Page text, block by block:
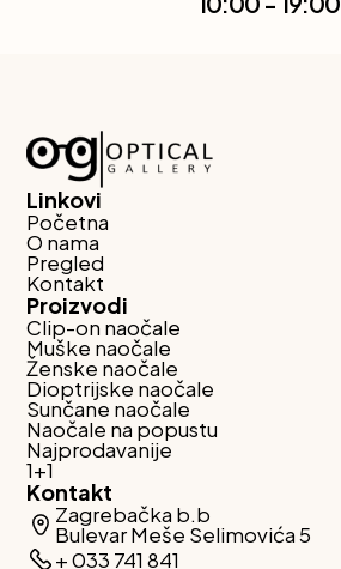
Linkovi
Početna
O nama
Pregled
Kontakt
Proizvodi
Clip-on naočale
Muške naočale
Ženske naočale
Dioptrijske naočale
Sunčane naočale
Naočale na popustu
Najprodavanije
1+1
Kontakt
Zagrebačka b.b
Bulevar Meše Selimovića 5
+ 033 741 841